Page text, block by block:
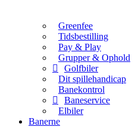
Greenfee
Tidsbestilling
Pay & Play
Grupper & Ophold
Golfbiler
Dit spillehandicap
Banekontrol
Baneservice
Elbiler
Banerne